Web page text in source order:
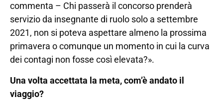
commenta – Chi passerà il concorso prenderà
servizio da insegnante di ruolo solo a settembre
2021, non si poteva aspettare almeno la prossima
primavera o comunque un momento in cui la curva
dei contagi non fosse così elevata?».
Una volta accettata la meta, com’è andato il
viaggio?